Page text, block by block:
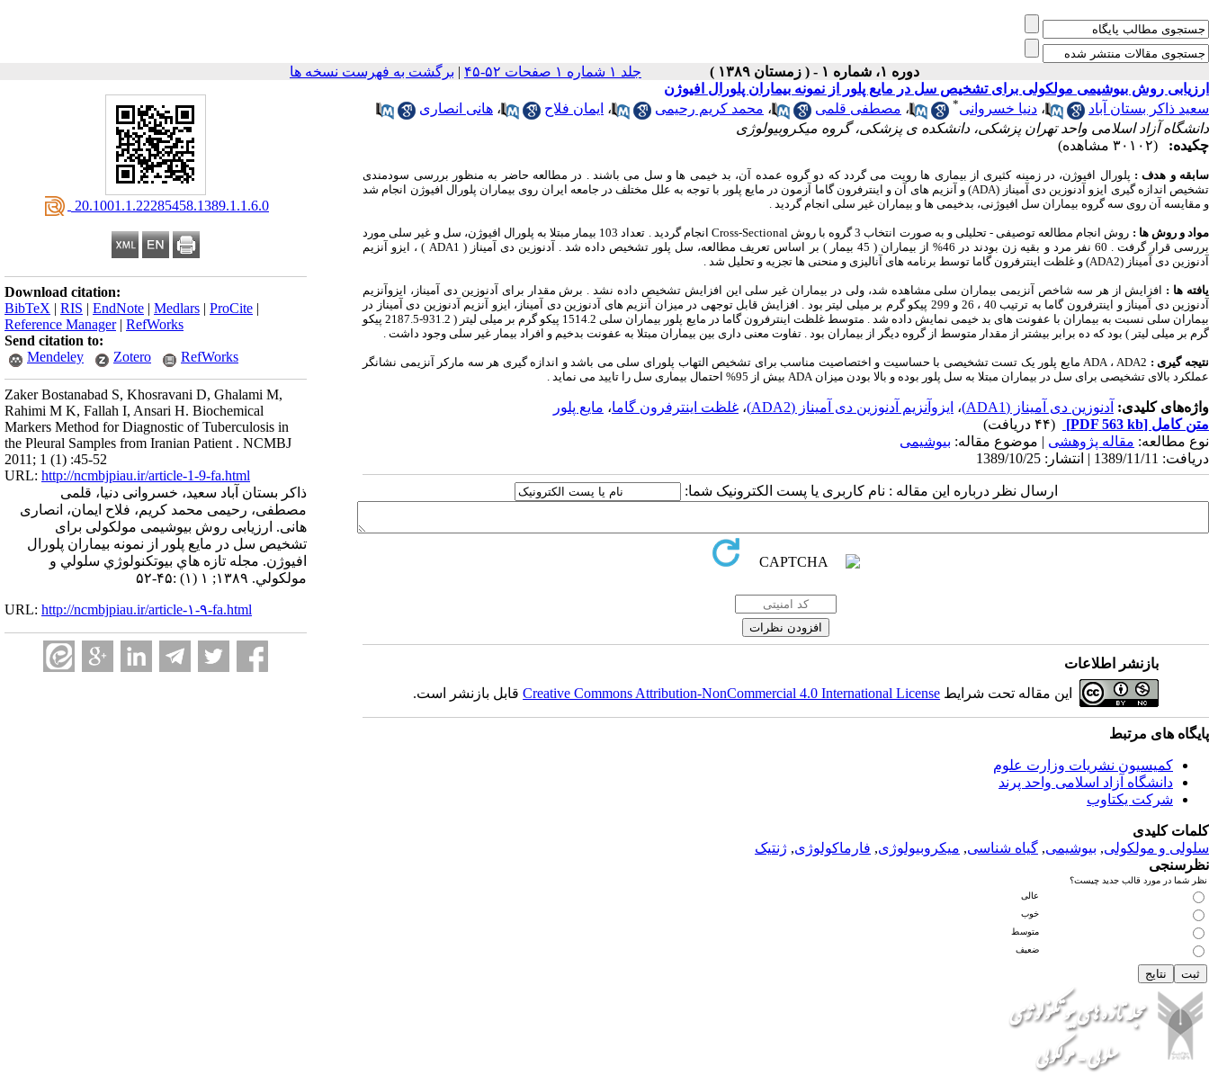
دوره ۱، شماره ۱ - ( زمستان ۱۳۸۹ ) جلد ۱ شماره ۱ صفحات ۵۲-۴۵ | برگشت به فهرست نسخه ها
‎ 20.1001.1.22285458.1389.1.1.6.0
Download citation:
BibTeX | RIS | EndNote | Medlars | ProCite |
Reference Manager| RefWorks
Send citation to:
Mendeley
Zotero RefWorks
Zaker Bostanabad S, Khosravani D, Ghalami M,
Rahimi M K, Fallah I, Ansari H. Biochemical
Markers Method for Diagnostic of Tuberculosis in
the Pleural Samples from Iranian Patient . NCMBJ
2011; 1 (1) :45-52
URL: http://ncmbjpiau.ir/article-1-9-fa.html
ذاکر بستان آباد سعید، خسروانی دنیا، قلمی
مصطفی، رحیمی محمد کریم، فلاح ایمان، انصاری
هانی. ارزیابی روش بیوشیمی مولکولی برای
تشخیص سل در مایع پلور از نمونه بیماران پلورال
افیوژن. مجله تازه هاي بيوتكنولوژي سلولي و
مولكولي. ۱۳۸۹; ۱ (۱) :۴۵-۵۲
URL: http://ncmbjpiau.ir/article-۱-۹-fa.html
ارزیابی روش بیوشیمی مولکولی برای تشخیص سل در مایع پلور از نمونه بیماران پلورال افیوژن
سعید ذاکر بستان آباد
، دنیا خسروانی* ، مصطفی قلمی ، محمد کریم رحیمی ، ایمان فلاح ، هانی انصاری
دانشگاه آزاد اسلامی واحد تهران پزشکی، دانشکده ی پزشکی، گروه میکروبیولوژی
چکیده:
(۳۰۱۰۲ مشاهده)
سابقه و هدف : پلورال افیوژن، در زمینه کثیری از بیماری ها رویت می گردد که دو گروه عمده آن، بد خیمی ها و سل می باشند . در مطالعه حاضر به منظور بررسی سودمندی
تشخیص اندازه گیری ایزو آدنوزین دی آمیناز (ADA) و آنزیم های آن و اینترفرون گاما آزمون در مایع پلور با توجه به علل مختلف در جامعه ایران روی بیماران پلورال افیوژن انجام شد
و مقایسه آن روی سه گروه بیماران سل افیوژنی، بدخیمی ها و بیماران غیر سلی انجام گردید .
موادوروشها :
روش انجام مطالعه توصیفی - تحلیلی و به صورت انتخاب 3 گروه با روش Cross-Sectional انجام گردید . تعداد 103 بیمار مبتلا به پلورال افیوژن، سل و غیر سلی مورد
بررسی قرار گرفت . 60 نفر مرد و بقیه زن بودند در 46% از بیماران ( 45 بیمار ) بر اساس تعریف مطالعه، سل پلور تشخیص داده شد . آدنوزین دی آمیناز ( ADA1 ) ، ایزو آنزیم
آدنوزین دی آمیناز (ADA2) و غلظت اینترفرون گاما توسط برنامه های آنالیزی و منحنی ها تجزیه و تحلیل شد .
یافته ها : افزایش از هر سه شاخص آنزیمی بیماران سلی مشاهده شد، ولی در بیماران غیر سلی این افزایش تشخیص داده نشد . برش مقدار برای آدنوزین دی آمیناز، ایزوآنزیم
آدنوزین دی آمیناز و اینترفرون گاما به ترتیب 40 ، 26 و 299 پیکو گرم بر میلی لیتر بود . افزایش قابل توجهی در میزان آنزیم های آدنوزین دی آمیناز، ایزو آنزیم آدنوزین دی آمیناز در
بیماران سلی نسبت به بیماران با عفونت های بد خیمی نمایش داده شد . متوسط غلظت اینترفرون گاما در مایع پلور بیماران سلی 1514.2 پیکو گرم بر میلی لیتر ( 931.2-2187.5 پیکو
گرم بر میلی لیتر ) بود که ده برابر بیشتر از مقدار متوسط از گروه دیگر از بیماران بود . تفاوت معنی داری بین بیماران مبتلا به عفونت بدخیم و افراد بیمار غیر سلی وجود داشت .
نتیجهگیری :
ADA ، ADA2 مایع پلور یک تست تشخیصی با حساسیت و اختصاصیت مناسب برای تشخیص التهاب پلورای سلی می باشد و اندازه گیری هر سه مارکر آنزیمی نشانگر
عملکرد بالای تشخیصی برای سل در بیماران مبتلا به سل پلور بوده و بالا بودن میزان ADA بیش از 95% احتمال بیماری سل را تایید می نماید .
واژه‌های کلیدی: آدنوزین دی آمیناز (ADA1) ، ایزوآنزیم آدنوزین دی آمیناز (ADA2) ، غلظت اینترفرون گاما، مایع پلور
متن کامل [PDF 563 kb]
(۴۴ دریافت)
نوع مطالعه: مقاله پژوهشی | موضوع مقاله: بیوشیمی
دریافت: 1389/11/11 | انتشار: 1389/10/25
ارسال نظر درباره این مقاله : نام کاربری یا پست الکترونیک شما:
بازنشر اطلاعات
این مقاله تحت شرایط Creative Commons Attribution-NonCommercial 4.0 International Licenseقابل بازنشر است.
پایگاه های مرتبط
کمیسیون نشریات وزارت علوم
دانشگاه آزاد اسلامی واحد پرند
شرکت یکتاوب
کلمات کلیدی
سلولی و مولکولی, بیوشیمی, گیاه شناسی, میکروبیولوژی, فارماکولوژی, ژنتیک
نظرسنجی
نظر شما در مورد قالب جدید چیست؟
عالی
خوب
متوسط
ضعیف